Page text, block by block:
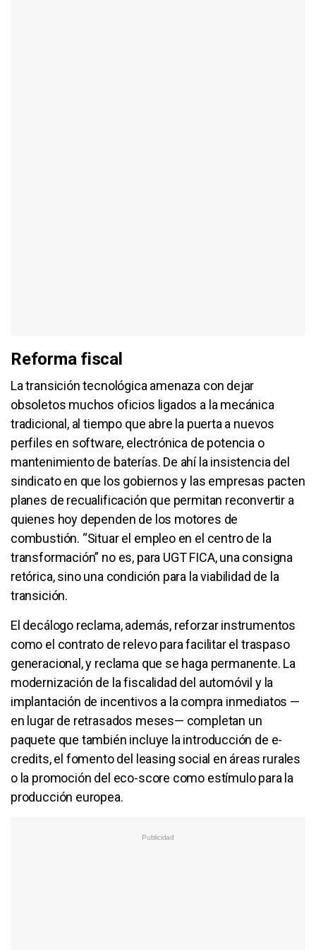
Reforma fiscal
La transición tecnológica amenaza con dejar
obsoletos muchos oficios ligados a la mecánica
tradicional, al tiempo que abre la puerta a nuevos
perfiles en software, electrónica de potencia o
mantenimiento de baterías. De ahí la insistencia del
sindicato en que los gobiernos y las empresas pacten
planes de recualificación que permitan reconvertir a
quienes hoy dependen de los motores de
combustión. “Situar el empleo en el centro de la
transformación” no es, para UGT FICA, una consigna
retórica, sino una condición para la viabilidad de la
transición.
El decálogo reclama, además, reforzar instrumentos
como el contrato de relevo para facilitar el traspaso
generacional, y reclama que se haga permanente. La
modernización de la fiscalidad del automóvil y la
implantación de incentivos a la compra inmediatos —
en lugar de retrasados meses— completan un
paquete que también incluye la introducción de e-
credits, el fomento del leasing social en áreas rurales
o la promoción del eco-score como estímulo para la
producción europea.